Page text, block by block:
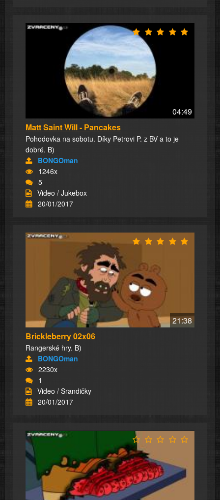
04:49
Matt Saint Will - Pancakes
Pohodovka na sobotu. Díky Petrovi P. z BV a to je
dobré. B)
BONGOman
1246x
5
Video / Jukebox
20/01/2017
21:38
Brickleberry 02x06
Rangerské hry. B)
BONGOman
2230x
1
Video / Srandičky
20/01/2017